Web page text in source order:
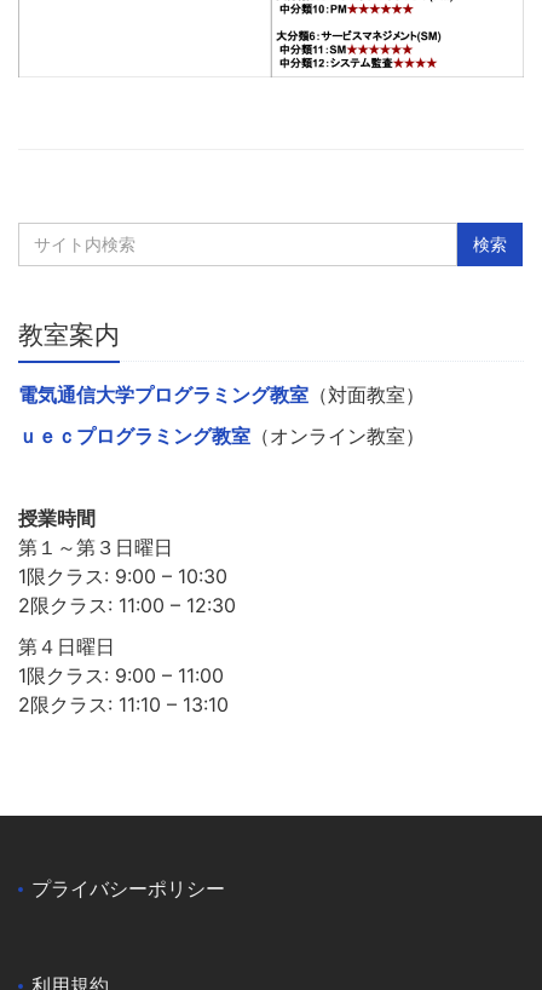
教室案内
電気通信大学プログラミング教室 （対面教室）
ｕｅｃプログラミング教室 （オンライン教室）
授業時間
第１～第３日曜日
1限クラス: 9:00 – 10:30
2限クラス: 11:00 – 12:30
第４日曜日
1限クラス: 9:00 – 11:00
2限クラス: 11:10 – 13:10
プライバシーポリシー
利用規約